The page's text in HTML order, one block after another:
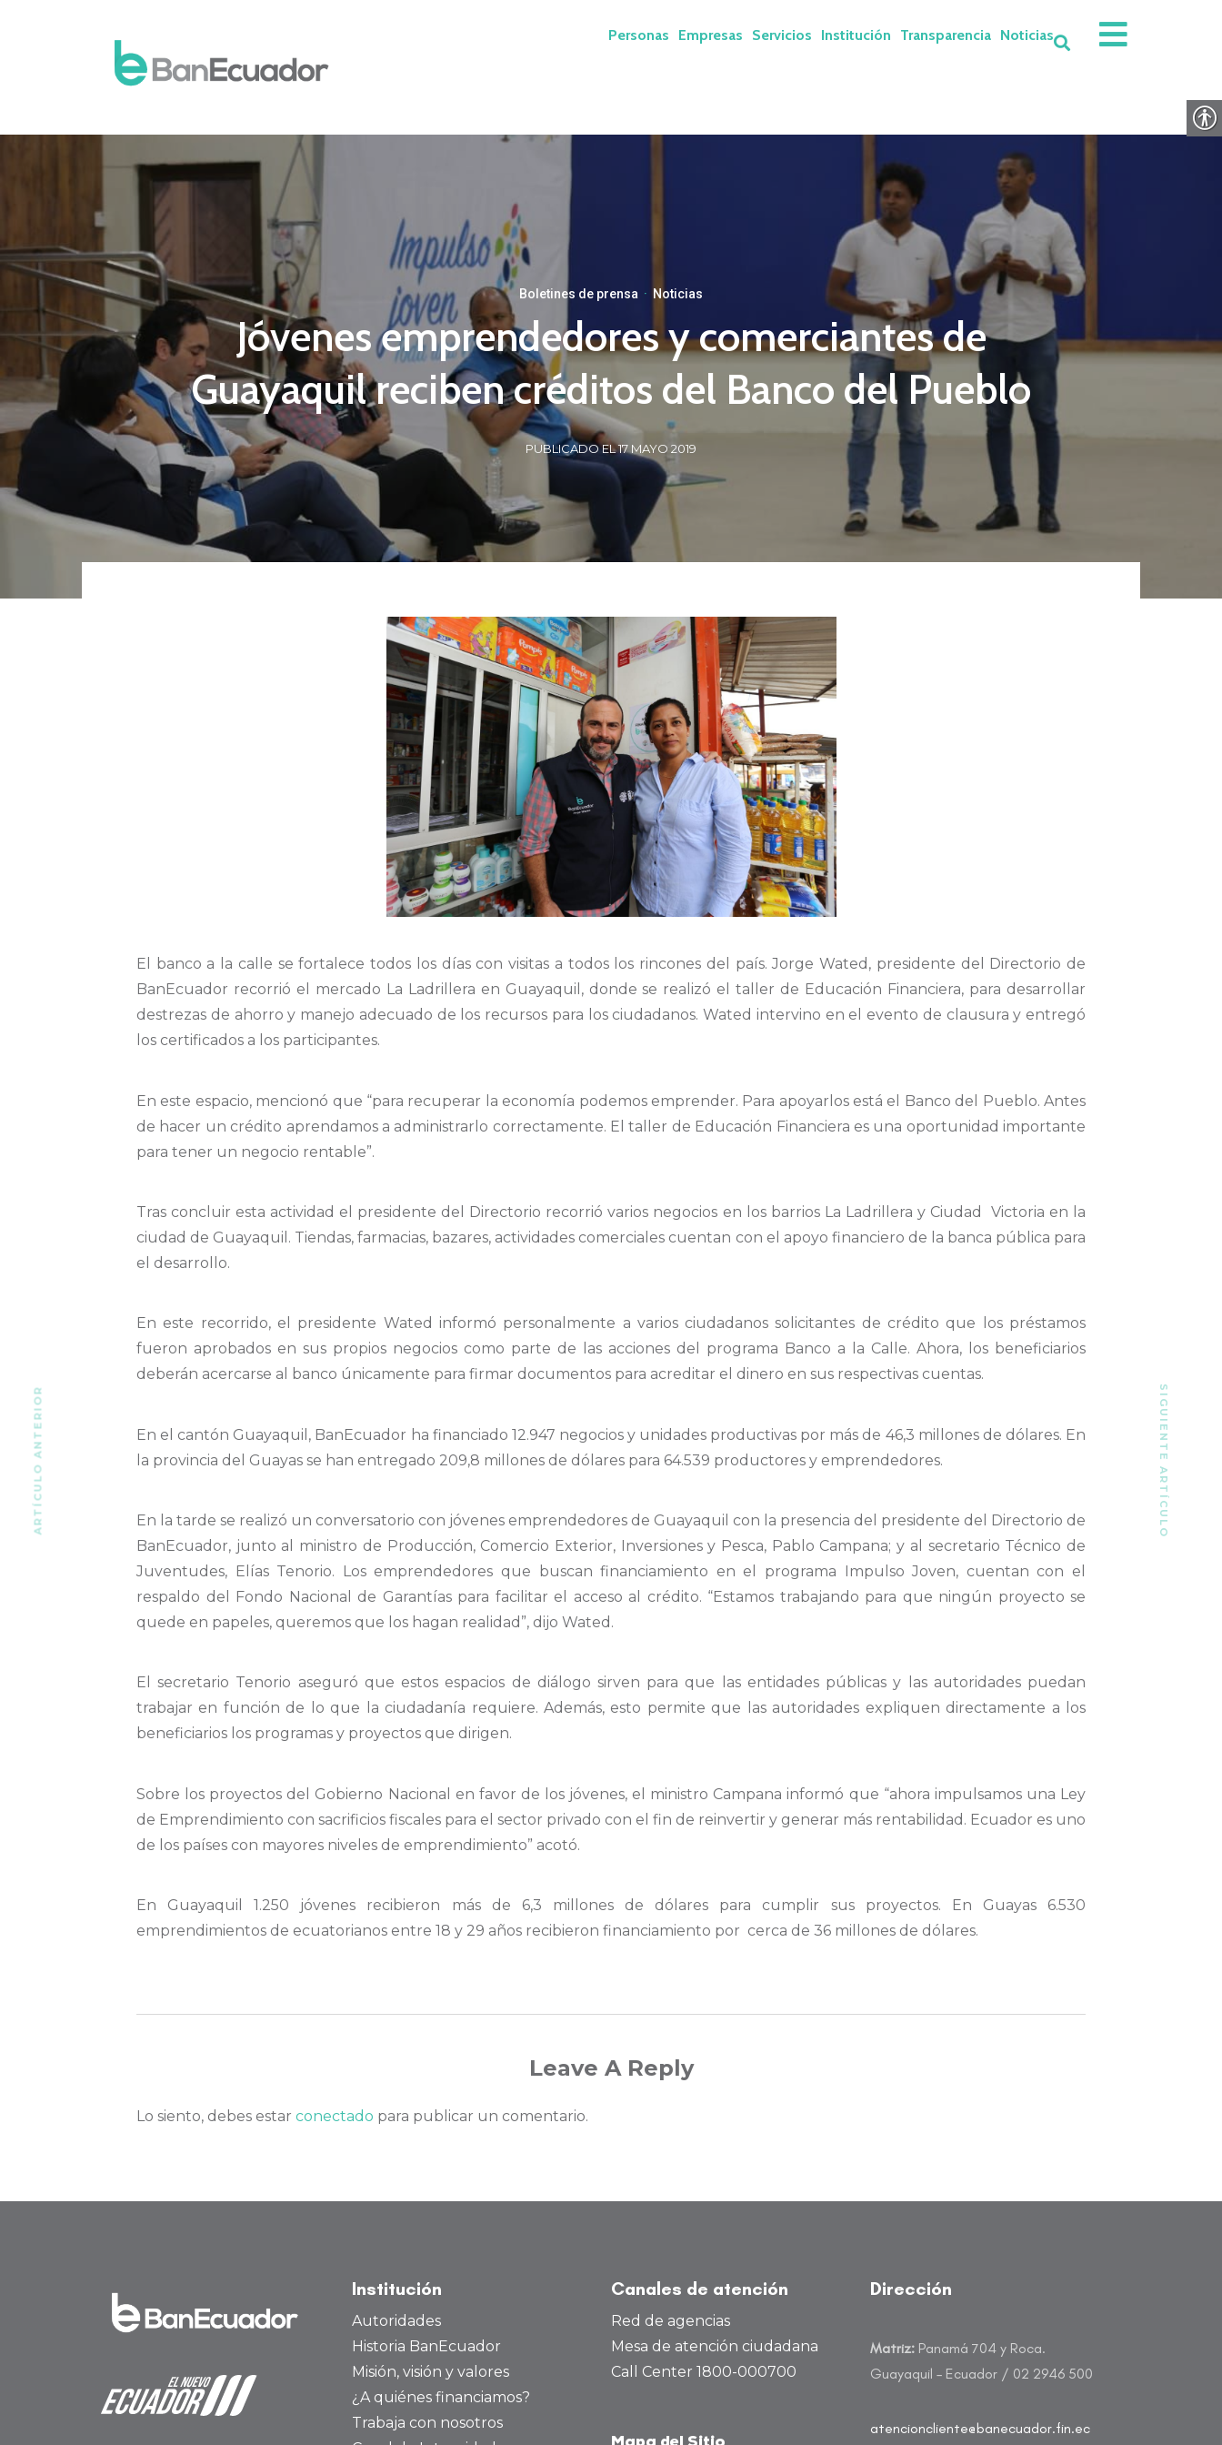
Personas Empresas Servicios Institución Transparencia Noticias
Boletines de prensa · Noticias
Jóvenes emprendedores y comerciantes de
Guayaquil reciben créditos del Banco del Pueblo
PUBLICADO EL 17 MAYO 2019
El banco a la calle se fortalece todos los días con visitas a todos los rincones del país. Jorge Wated, presidente del Directorio de
BanEcuador recorrió el mercado La Ladrillera en Guayaquil, donde se realizó el taller de Educación Financiera, para desarrollar
destrezas de ahorro y manejo adecuado de los recursos para los ciudadanos. Wated intervino en el evento de clausura y entregó
los certificados a los participantes.
En este espacio, mencionó que “para recuperar la economía podemos emprender. Para apoyarlos está el Banco del Pueblo. Antes
de hacer un crédito aprendamos a administrarlo correctamente. El taller de Educación Financiera es una oportunidad importante
para tener un negocio rentable”.
Tras concluir esta actividad el presidente del Directorio recorrió varios negocios en los barrios La Ladrillera y Ciudad Victoria en la
ciudad de Guayaquil. Tiendas, farmacias, bazares, actividades comerciales cuentan con el apoyo financiero de la banca pública para
el desarrollo.
En este recorrido, el presidente Wated informó personalmente a varios ciudadanos solicitantes de crédito que los préstamos
fueron aprobados en sus propios negocios como parte de las acciones del programa Banco a la Calle. Ahora, los beneficiarios
deberán acercarse al banco únicamente para firmar documentos para acreditar el dinero en sus respectivas cuentas.
En el cantón Guayaquil, BanEcuador ha financiado 12.947 negocios y unidades productivas por más de 46,3 millones de dólares. En
la provincia del Guayas se han entregado 209,8 millones de dólares para 64.539 productores y emprendedores.
En la tarde se realizó un conversatorio con jóvenes emprendedores de Guayaquil con la presencia del presidente del Directorio de
BanEcuador, junto al ministro de Producción, Comercio Exterior, Inversiones y Pesca, Pablo Campana; y al secretario Técnico de
Juventudes, Elías Tenorio. Los emprendedores que buscan financiamiento en el programa Impulso Joven, cuentan con el
respaldo del Fondo Nacional de Garantías para facilitar el acceso al crédito. “Estamos trabajando para que ningún proyecto se
quede en papeles, queremos que los hagan realidad”, dijo Wated.
El secretario Tenorio aseguró que estos espacios de diálogo sirven para que las entidades públicas y las autoridades puedan
trabajar en función de lo que la ciudadanía requiere. Además, esto permite que las autoridades expliquen directamente a los
beneficiarios los programas y proyectos que dirigen.
Sobre los proyectos del Gobierno Nacional en favor de los jóvenes, el ministro Campana informó que “ahora impulsamos una Ley
de Emprendimiento con sacrificios fiscales para el sector privado con el fin de reinvertir y generar más rentabilidad. Ecuador es uno
de los países con mayores niveles de emprendimiento” acotó.
En Guayaquil 1.250 jóvenes recibieron más de 6,3 millones de dólares para cumplir sus proyectos. En Guayas 6.530
emprendimientos de ecuatorianos entre 18 y 29 años recibieron financiamiento por cerca de 36 millones de dólares.
Leave A Reply
Lo siento, debes estar conectado para publicar un comentario.
ARTÍCULO ANTERIOR SIGUIENTE ARTÍCULO
Institución
Autoridades
Historia BanEcuador
Misión, visión y valores
¿A quiénes financiamos?
Trabaja con nosotros
Canales de atención
Red de agencias
Mesa de atención ciudadana
Call Center 1800-000700
Dirección
Matriz: Panamá 704 y Roca.
Guayaquil – Ecuador / 02 2946 500
atencioncliente@banecuador.fin.ec